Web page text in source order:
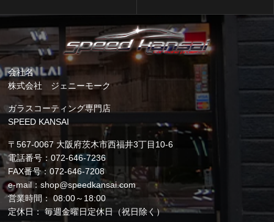
会社名
株式会社 ジェニーモーク
ガラスコーティング専門店
SPEED KANSAI
〒567-0067 大阪府茨木市西福井3丁目10-6
電話番号：072-646-7236
FAX番号：072-646-7208
e-mail：shop@speedkansai.com
営業時間： 08:00～18:00
定休日： 毎週金曜日定休日（祝日除く）